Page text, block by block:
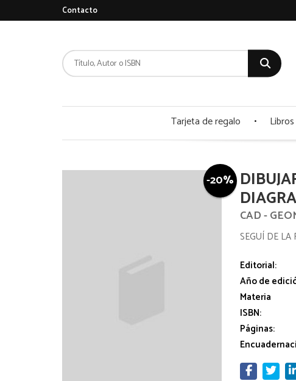
Contacto
Tarjeta de regalo Libros
-20%
CAD -
SEGUÍ DE LA
Editorial:
Año de
Materia
ISBN:
Páginas: